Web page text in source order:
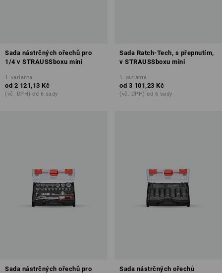
Sada nástrčných ořechů pro
1/4 v STRAUSSboxu mini
1 varianta
od 2 121,13 Kč
(vč. DPH) od 6 sady
Sada Ratch-Tech, s přepnutím,
v STRAUSSboxu mini
1 varianta
od 3 101,23 Kč
(vč. DPH) od 6 sady
Sada nástrčných ořechů pro
Sada nástrčných ořechů